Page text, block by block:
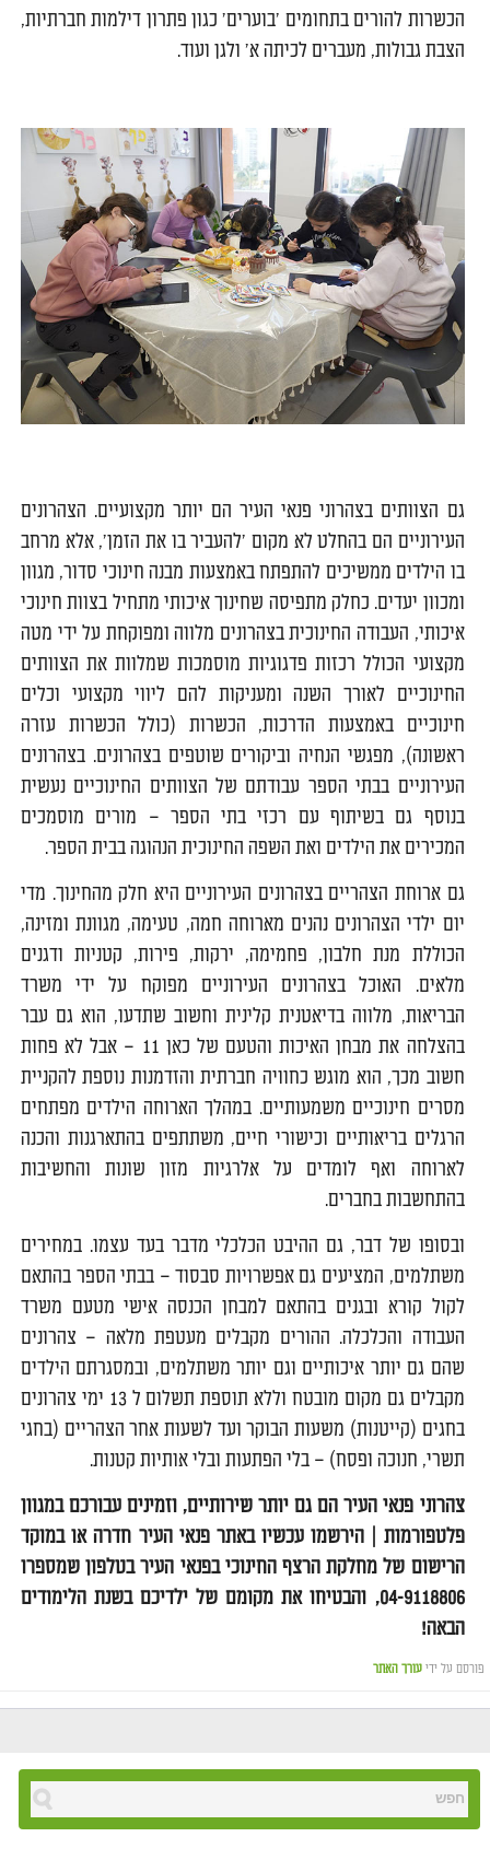
הכשרות להורים בתחומים 'בוערים' כגון פתרון דילמות חברתיות,
הצבת גבולות, מעברים לכיתה א' ולגן ועוד.
גם הצוותים בצהרוני פנאי העיר הם יותר מקצועיים. הצהרונים
העירוניים הם בהחלט לא מקום 'להעביר בו את הזמן', אלא מרחב
בו הילדים ממשיכים להתפתח באמצעות מבנה חינוכי סדור, מגוון
ומכוון יעדים. כחלק מתפיסה שחינוך איכותי מתחיל בצוות חינוכי
איכותי, העבודה החינוכית בצהרונים מלווה ומפוקחת על ידי מטה
מקצועי הכולל רכזות פדגוגיות מוסמכות שמלוות את הצוותים
החינוכיים לאורך השנה ומעניקות להם ליווי מקצועי וכלים
חינוכיים באמצעות הדרכות, הכשרות (כולל הכשרות עזרה
ראשונה), מפגשי הנחיה וביקורים שוטפים בצהרונים. בצהרונים
העירוניים בבתי הספר עבודתם של הצוותים החינוכיים נעשית
בנוסף גם בשיתוף עם רכזי בתי הספר – מורים מוסמכים
המכירים את הילדים ואת השפה החינוכית הנהוגה בבית הספר.
גם ארוחת הצהריים בצהרונים העירוניים היא חלק מהחינוך. מדי
יום ילדי הצהרונים נהנים מארוחה חמה, טעימה, מגוונת ומזינה,
הכוללת מנת חלבון, פחמימה, ירקות, פירות, קטניות ודגנים
מלאים. האוכל בצהרונים העירוניים מפוקח על ידי משרד
הבריאות, מלווה בדיאטנית קלינית וחשוב שתדעו, הוא גם עבר
בהצלחה את מבחן האיכות והטעם של כאן 11 – אבל לא פחות
חשוב מכך, הוא מוגש כחוויה חברתית והזדמנות נוספת להקניית
מסרים חינוכיים משמעותיים. במהלך הארוחה הילדים מפתחים
הרגלים בריאותיים וכישורי חיים, משתתפים בהתארגנות והכנה
לארוחה ואף לומדים על אלרגיות מזון שונות והחשיבות
בהתחשבות בחברים.
ובסופו של דבר, גם ההיבט הכלכלי מדבר בעד עצמו. במחירים
משתלמים, המציעים גם אפשרויות סבסוד – בבתי הספר בהתאם
לקול קורא ובגנים בהתאם למבחן הכנסה אישי מטעם משרד
העבודה והכלכלה. ההורים מקבלים מעטפת מלאה – צהרונים
שהם גם יותר איכותיים וגם יותר משתלמים, ובמסגרתם הילדים
מקבלים גם מקום מובטח וללא תוספת תשלום ל 13 ימי צהרונים
בחגים (קייטנות) משעות הבוקר ועד לשעות אחר הצהריים (בחגי
תשרי, חנוכה ופסח) – בלי הפתעות ובלי אותיות קטנות.
צהרוני פנאי העיר הם גם יותר שירותיים, וזמינים עבורכם במגוון
פלטפורמות | הירשמו עכשיו באתר פנאי העיר חדרה או במוקד
הרישום של מחלקת הרצף החינוכי בפנאי העיר בטלפון שמספרו
04-9118806, והבטיחו את מקומם של ילדיכם בשנת הלימודים
הבאה!
פורסם על ידי עורך האתר